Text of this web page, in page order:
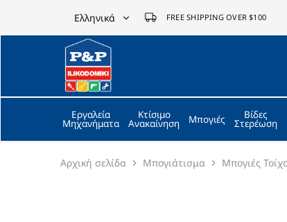
Ελληνικά
Ελληνικά
English
FREE SHIPPING OVER $100
P&P
ilikodomiki
LTD
Εργαλεία
Μηχανήματα
Κτίσιμο
Ανακαίνηση Μπογιές Βίδες
Στερέωση
Αρχική σελίδα Μπογιάτισμα Μπογιές